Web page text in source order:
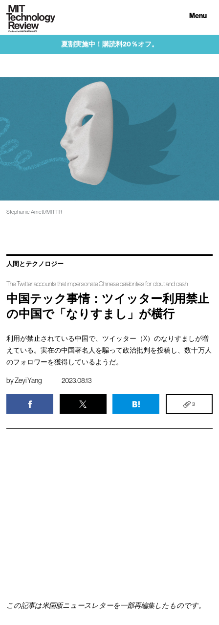
Menu
夏割実施中！購読料20％オフ。
Stephanie Arnett/MITTR
人間とテクノロジー
The Twitter accounts that impersonate Chinese celebrities for clout and cash
中国テック事情：ツイッター利用禁止
の中国で「なりすまし」が横行
利用が禁止されている中国で、ツイッター（X）のなりすましが増
えている。実在の中国著名人を騙って政治批判を投稿し、数十万人
のフォロワーを獲得しているようだ。
byZeyi Yang 2023.08.13
3
この記事は米国版ニュースレターを一部再編集したものです。